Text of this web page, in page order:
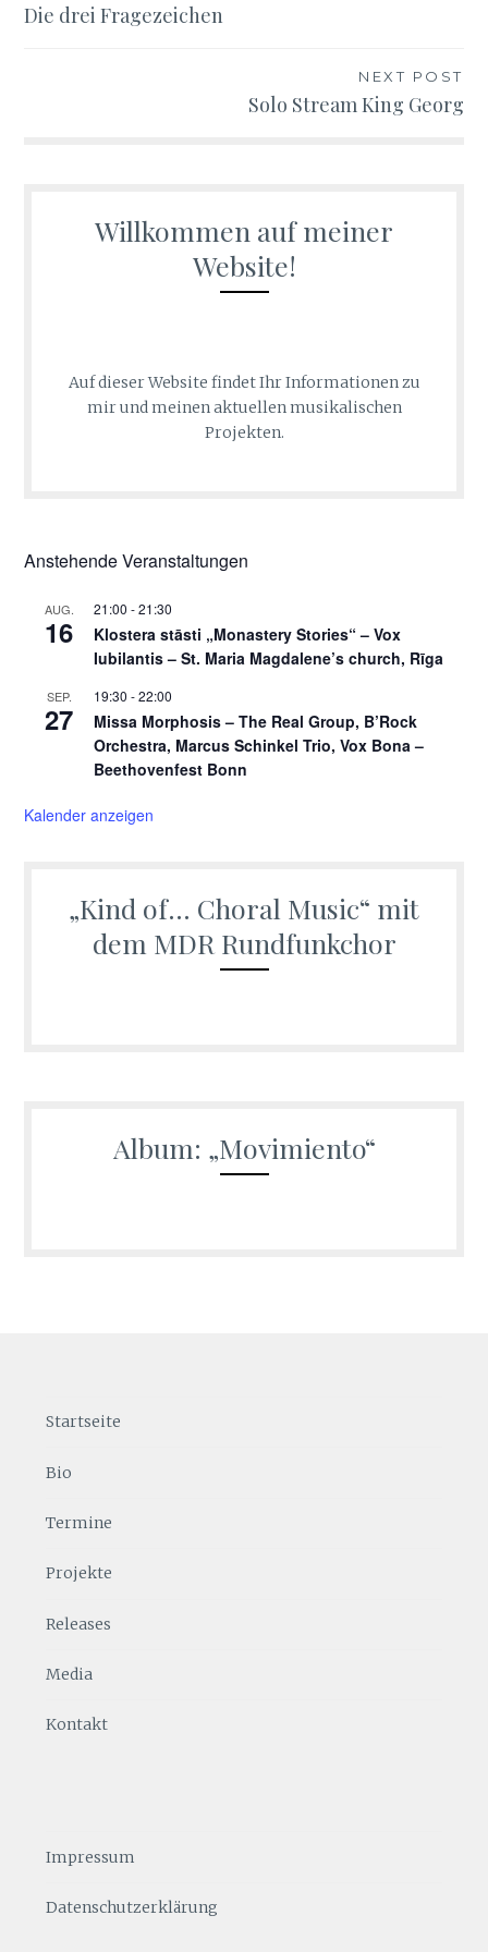
Die drei Fragezeichen
NEXT POST
Solo Stream King Georg
Willkommen auf meiner
Website!
Auf dieser Website findet Ihr Informationen zu
mir und meinen aktuellen musikalischen
Projekten.
Anstehende Veranstaltungen
AUG.
16
21:00 -21:30
Klostera stāsti „Monastery Stories“ – Vox
Iubilantis – St. Maria Magdalene’s church, Rīga
SEP.
27
19:30 -22:00
Missa Morphosis – The Real Group, B’Rock
Orchestra, Marcus Schinkel Trio, Vox Bona –
Beethovenfest Bonn
Kalender anzeigen
„Kind of… Choral Music“ mit
dem MDR Rundfunkchor
Album: „Movimiento“
Startseite
Bio
Termine
Projekte
Releases
Media
Kontakt
Impressum
Datenschutzerklärung